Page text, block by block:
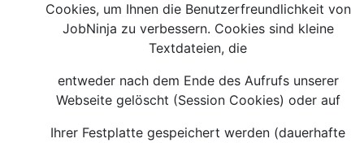
Cookies, um Ihnen die Benutzerfreundlichkeit von
JobNinja zu verbessern. Cookies sind kleine
Textdateien, die
entweder nach dem Ende des Aufrufs unserer
Webseite gelöscht (Session Cookies) oder auf
Ihrer Festplatte gespeichert werden (dauerhafte